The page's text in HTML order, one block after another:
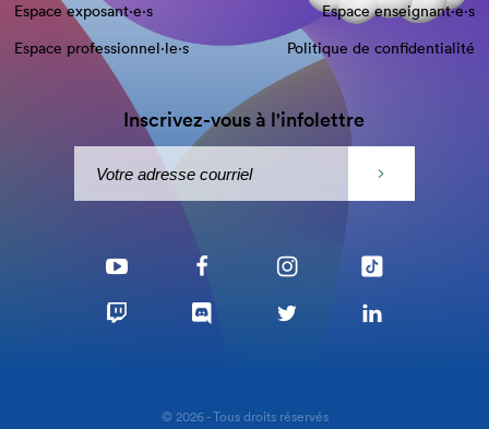
Espace exposant·e⋅s
Espace enseignant·e⋅s
Espace professionnel·le⋅s
Politique de confidentialité
Inscrivez-vous à l'infolettre
© 2026 - Tous droits réservés